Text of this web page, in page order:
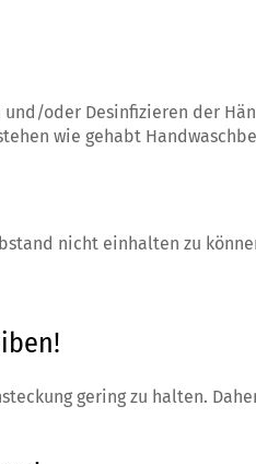
und/oder Desinfizieren der
wie gehabt
nicht einhalten zu
gering zu halten.